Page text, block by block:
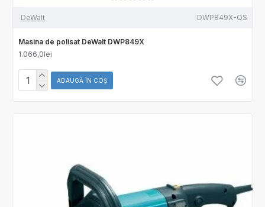
DeWalt DWP849X-QS
Masina de polisat DeWalt DWP849X
1.066,0lei
ADAUGĂ ÎN COŞ